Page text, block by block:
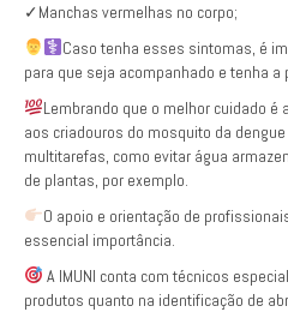
✓Manchas vermelhas no corpo;
Caso tenha esses sintomas, é
para que seja acompanhado e tenha
Lembrando que o melhor cuidado é
aos criadouros do mosquito da
multitarefas, como evitar água
de plantas, por exemplo.
O apoio e orientação de
essencial importância.
A IMUNI conta com técnicos
produtos quanto na identificação de